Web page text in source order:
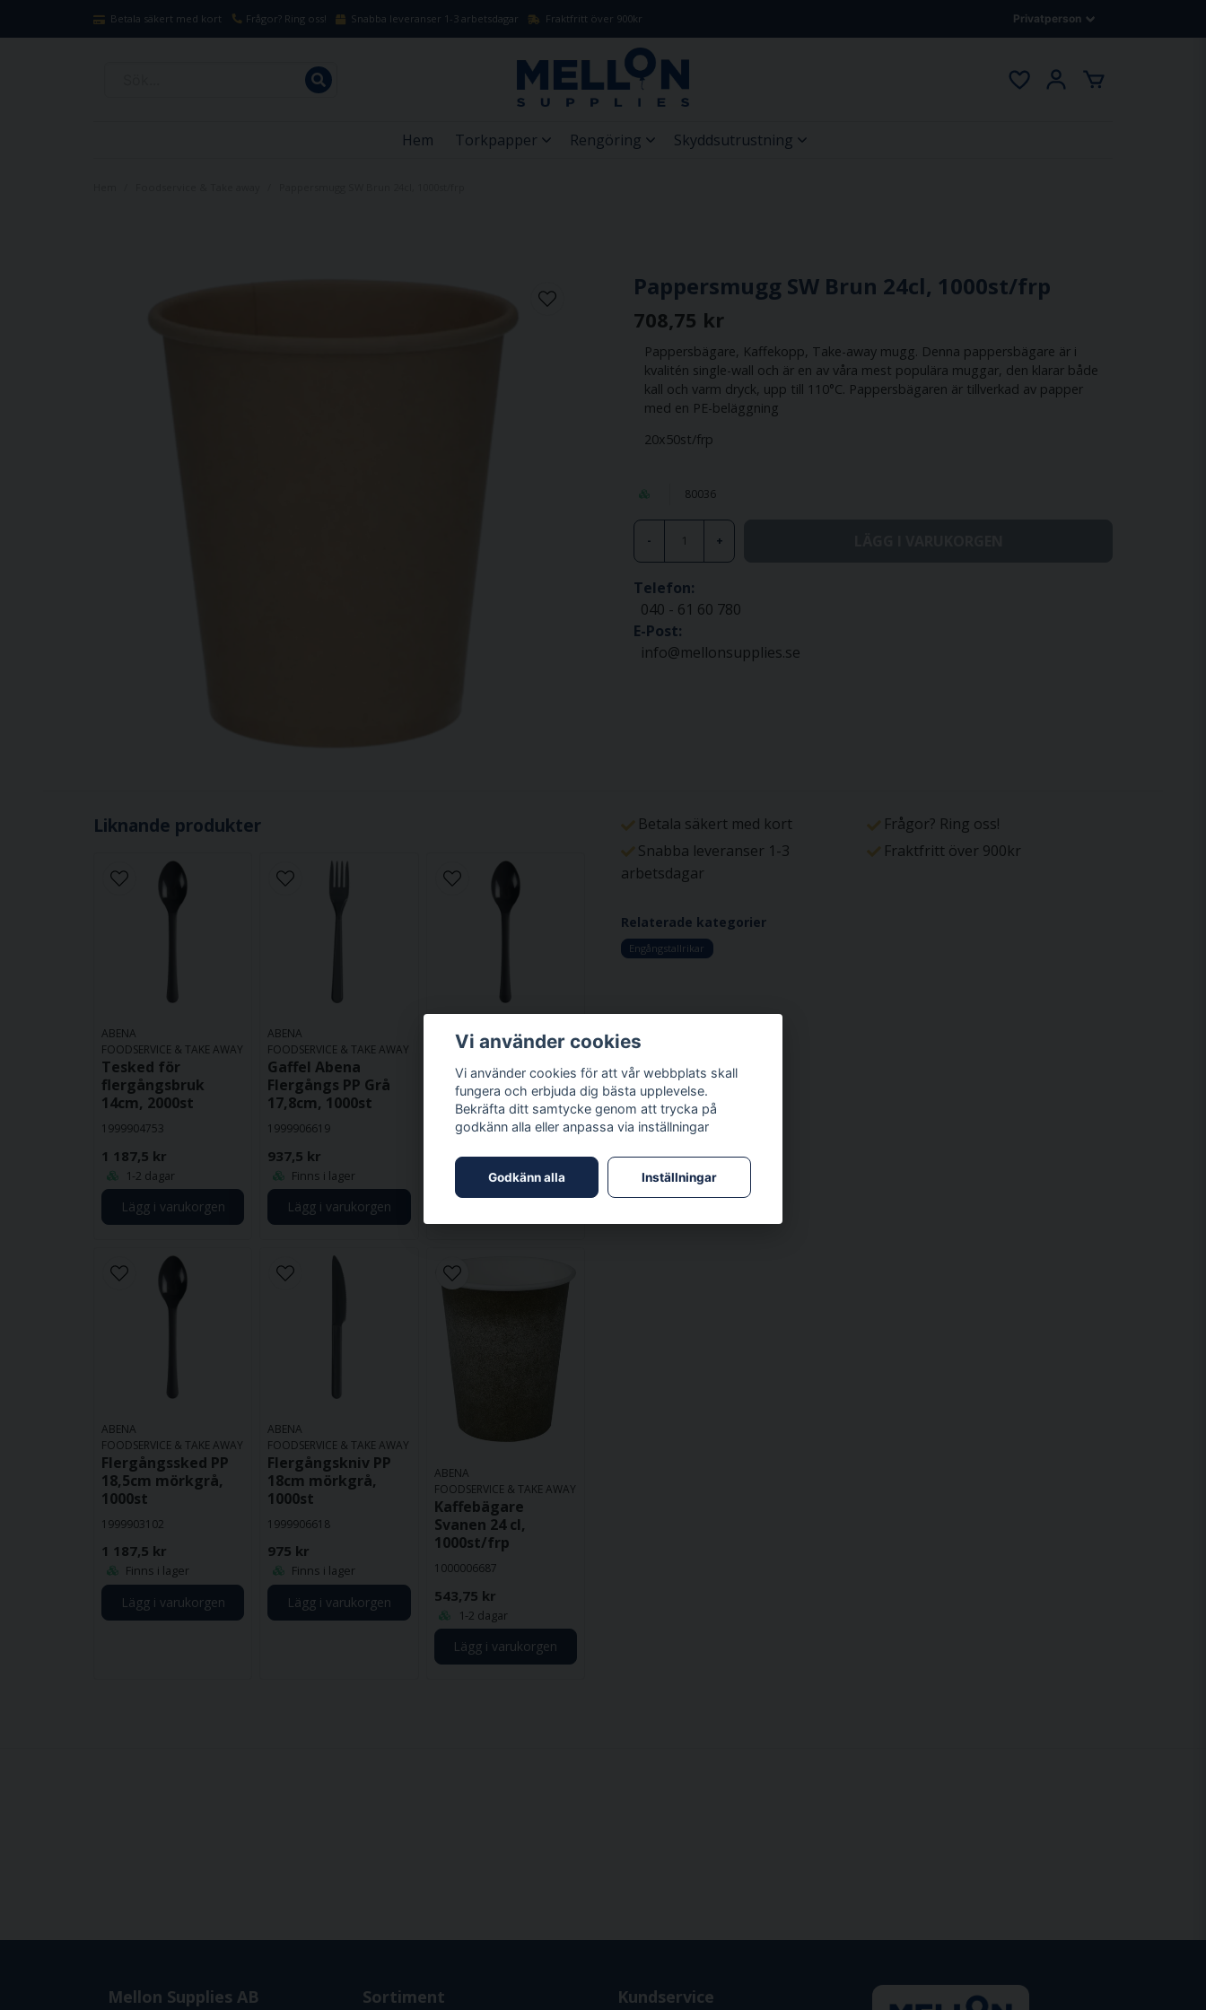
Betala säkert med kort Frågor? Ring oss! Snabba leveranser 1-3 arbetsdagar Fraktfritt över 900kr
Hem Torkpapper Rengöring Skyddsutrustning
Pappersmugg SW Brun 24cl, 1000st/frp
708,75 kr
Pappersbägare, Kaffekopp, Take-away mugg. Denna pappersbägare är i
kvalitén single-wall och är en av våra mest populära muggar, den klarar både
kall och varm dryck, upp till 110°C. Pappersbägaren är tillverkad av papper
med en PE-beläggning
20x50st/frp
80036
- +
Telefon:
040 - 61 60 780
E-Post:
info@mellonsupplies.se
Liknande produkter
ABENA
FOODSERVICE & TAKE AWAY
Tesked för
flergångsbruk
14cm, 2000st
1999904753
1 187,5 kr
1-2 dagar
Lägg i varukorgen
ABENA
FOODSERVICE & TAKE AWAY
Gaffel Abena
Flergångs PP Grå
17,8cm, 1000st
1999906619
937,5 kr
Finns i lager
Lägg i varukorgen
ABENA
FOODSERVICE & TAKE AWAY
Sked Abena
Flergångs PP Grå
17,8cm, 1000st
1999906620
1 062,5 kr
1-2 dagar
ABENA
FOODSERVICE & TAKE AWAY
Flergångssked PP
18,5cm mörkgrå,
1000st
1999903102
1 187,5 kr
Finns i lager
Lägg i varukorgen
ABENA
FOODSERVICE & TAKE AWAY
Flergångskniv PP
18cm mörkgrå,
1000st
1999906618
975 kr
Finns i lager
Lägg i varukorgen
ABENA
FOODSERVICE & TAKE AWAY
Kaffebägare
Svanen 24 cl,
1000st/frp
1000006687
543,75 kr
1-2 dagar
Lägg i varukorgen
Betala säkert med kort
Frågor? Ring oss!
Snabba leveranser 1-3
arbetsdagar
Fraktfritt över 900kr
Relaterade kategorier
Engångstallrikar
Mellon Supplies AB Sortiment Kundservice
Vi använder cookies
Vi använder cookies för att vår webbplats skall
fungera och erbjuda dig bästa upplevelse.
Bekräfta ditt samtycke genom att trycka på
godkänn alla eller anpassa via inställningar
Godkänn alla Inställningar